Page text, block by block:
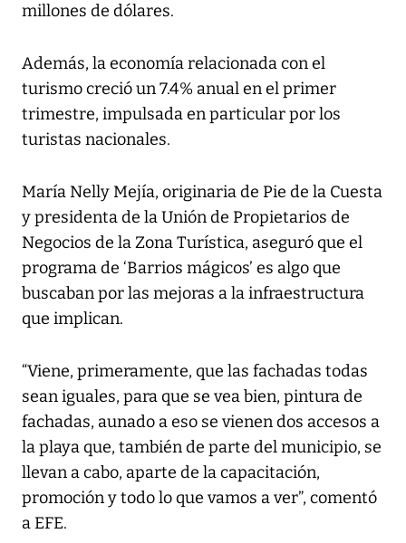
millones de dólares.
Además, la economía relacionada con el
turismo creció un 7.4% anual en el primer
trimestre, impulsada en particular por los
turistas nacionales.
María Nelly Mejía, originaria de Pie de la Cuesta
y presidenta de la Unión de Propietarios de
Negocios de la Zona Turística, aseguró que el
programa de ‘Barrios mágicos’ es algo que
buscaban por las mejoras a la infraestructura
que implican.
“Viene, primeramente, que las fachadas todas
sean iguales, para que se vea bien, pintura de
fachadas, aunado a eso se vienen dos accesos a
la playa que, también de parte del municipio, se
llevan a cabo, aparte de la capacitación,
promoción y todo lo que vamos a ver”, comentó
a EFE.